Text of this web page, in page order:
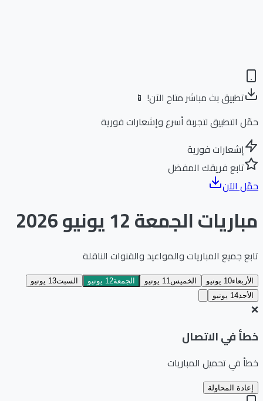
تطبيق بث مباشر متاح الآن! 📱
حمّل التطبيق لتجربة أسرع وإشعارات فورية
إشعارات فورية
تابع فريقك المفضل
حمّل الآن
مباريات الجمعة 12 يونيو 2026
تابع جميع المباريات والمواعيد والقنوات الناقلة
الأربعاء10 يونيو الخميس 11 يونيو الجمعة12 يونيو السبت13 يونيو
الأحد14 يونيو
التاريخ المحدد:
❌
خطأ في الاتصال
خطأ في تحميل المباريات
إعادة المحاولة